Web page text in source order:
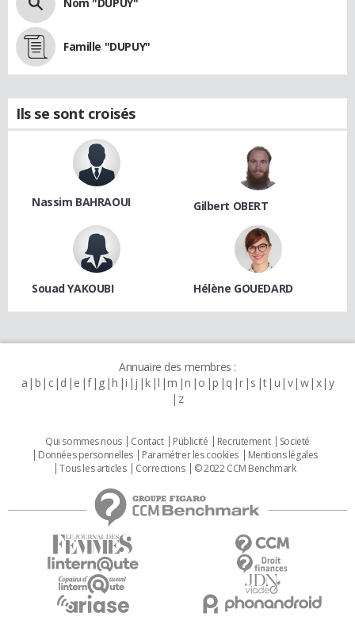
Famille "DUPUY"
Ils se sont croisés
Nassim BAHRAOUI Gilbert OBERT
Souad YAKOUBI Hélène GOUEDARD
Annuaire des membres :
a b c d e f g h i j k l m n o p q r s t u v w x y
z
Qui sommes nous Contact Publicité Recrutement
Societé
Données personnelles
Paramétrer les cookies
Mentions légales
Tous les articles
Corrections © 2022 CCM Benchmark